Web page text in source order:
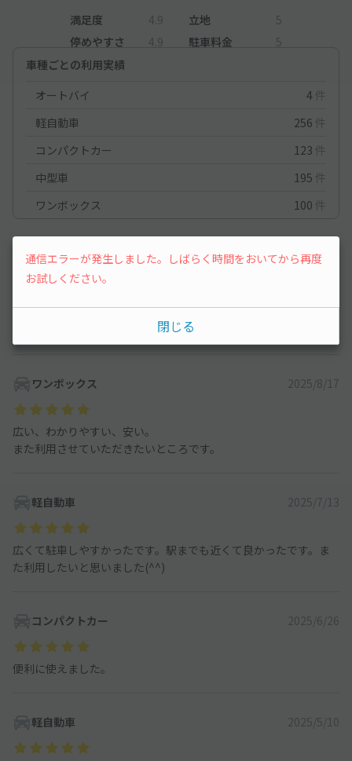
満足度 4.9 立地
5
停めやすさ
4.9 駐車料金
5
車種ごとの利用実績
オートバイ
4 件
軽自動車
256 件
コンパクトカー
123 件
中型車
195 件
ワンボックス
100 件
めやすかった。少し傾斜があったので前のバンパーをすらないか
ワンボックス 2025/8/17
広い、わかりやすい、安い。
また利用させていただきたいところです。
軽自動車 2025/7/13
広くて駐車しやすかったです。駅までも近くて良かったです。ま
た利用したいと思いました(^^)
コンパクトカー 2025/6/26
便利に使えました。
軽自動車 2025/5/10
通信エラーが発生しました。しばらく時間をおいてから再度
お試しください。
閉じる